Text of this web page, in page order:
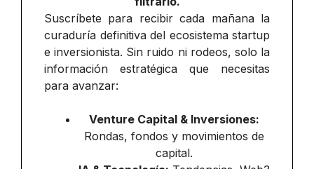
Suscríbete para recibir cada mañana la
curaduría definitiva del ecosistema startup
e inversionista. Sin ruido ni rodeos, solo la
información estratégica que necesitas
para avanzar:
Venture Capital & Inversiones:
Rondas, fondos y movimientos de
capital.